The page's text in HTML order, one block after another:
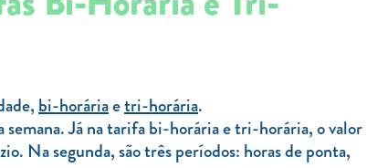
bi-horáriaetri-horária.
Já na tarifa bi-horária e tri-horária, o valor
Na segunda, são três períodos: horas de ponta,